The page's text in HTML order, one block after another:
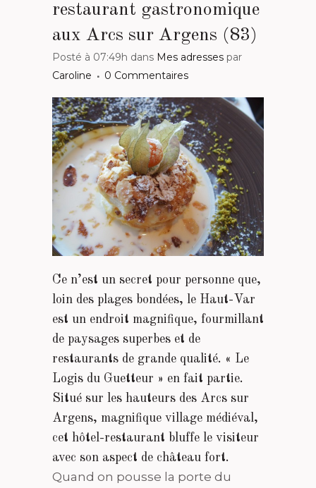
restaurant gastronomique
aux Arcs sur Argens (83)
Posté à 07:49h dans Mes adresses par
Caroline
0 Commentaires
Ce n’est un secret pour personne que,
loin des plages bondées, le Haut-Var
est un endroit magnifique, fourmillant
de paysages superbes et de
restaurants de grande qualité. « Le
Logis du Guetteur » en fait partie.
Situé sur les hauteurs des Arcs sur
Argens, magnifique village médiéval,
cet hôtel-restaurant bluffe le visiteur
avec son aspect de château fort.
Quand on pousse la porte du